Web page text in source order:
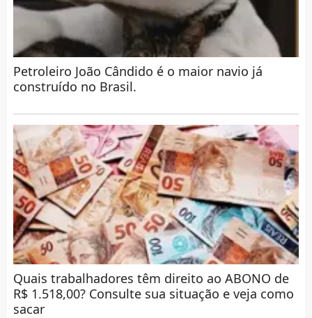
Petroleiro João Cândido é o maior navio já
construído no Brasil.
Quais trabalhadores têm direito ao ABONO de
R$ 1.518,00? Consulte sua situação e veja como
sacar